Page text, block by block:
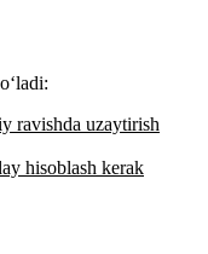
ravishda uzaytirish
hisoblash kerak